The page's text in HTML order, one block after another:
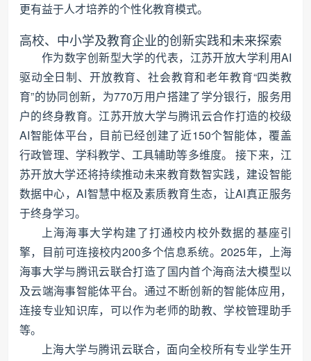
更有益于人才培养的个性化教育模式。
高校、中小学及教育企业的创新实践和未来探索
作为数字创新型大学的代表，江苏开放大学利用AI
驱动全日制、开放教育、社会教育和老年教育“四类教
育”的协同创新，为770万用户搭建了学分银行，服务用
户的终身教育。江苏开放大学与腾讯云合作打造的校级
AI智能体平台，目前已经创建了近150个智能体，覆盖
行政管理、学科教学、工具辅助等多维度。 接下来，江
苏开放大学还将持续推动未来教育数智实践，建设智能
数据中心，AI智慧中枢及素质教育生态，让AI真正服务
于终身学习。
上海海事大学构建了打通校内校外数据的基座引
擎，目前可连接校内200多个信息系统。2025年，上海
海事大学与腾讯云联合打造了国内首个海商法大模型以
及云端海事智能体平台。通过不断创新的智能体应用，
连接专业知识库，可以作为老师的助教、学校管理助手
等。
上海大学与腾讯云联合，面向全校所有专业学生开